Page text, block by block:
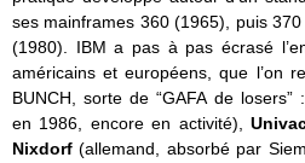
ses mainframes 360 (1965), puis
(1980). IBM a pas à pas écrasé
américains et européens, que l’on
BUNCH, sorte de “GAFA de losers” :
en 1986, encore en activité),
Nixdorf (allemand, absorbé par